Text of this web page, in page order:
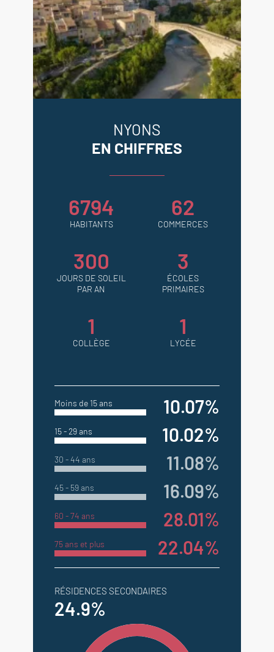
NYONS
EN CHIFFRES
6794
HABITANTS
62
COMMERCES
300
JOURS DE SOLEIL
PAR AN
3
ÉCOLES
PRIMAIRES
1
COLLÈGE
1
LYCÉE
Moins de 15 ans 10.07%
15 - 29 ans 10.02%
30 - 44 ans 11.08%
45 - 59 ans 16.09%
60 - 74 ans 28.01%
75 ans et plus 22.04%
RÉSIDENCES SECONDAIRES
24.9%